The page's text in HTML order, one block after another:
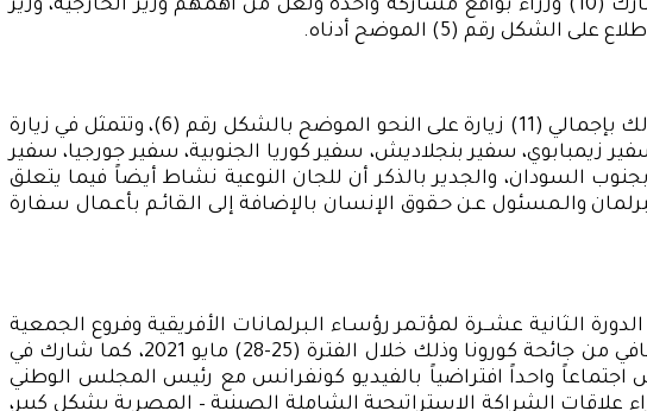
مشاركة وزيرة التخطيط والمتابعة الدكتورة بواقع (4) مشاركات، ثم وزيرة الصحة بواقع مشاركتين، بينما شارك (10) وزراء بواقع مشاركة واحدة ولعل من أهمهم وزير الخارجية، وزير
رقم (5) الموضح أدناه.
أما على صعيد ما يُعرف بالدبلوماسية البرلمانية استقبل رئيس مجلس الشيوخ عدد من زيارات المسئولين وذلك بإجمالي (11) زيارة على النحو الموضح بالشكل رقم (6)، وتتمثل في زيارة
زيمبابوي، سفير بنجلاديش، سفير كوريا الجنوبية، سفير جورجيا، سفير
السودان، والجدير بالذكر أن للجان النوعية نشاط أيضاً فيما يتعلق
والـمسئول عـن حـقوق الإنسان بالإضافة إلى الـقائـم بأعـمال سـفارة
الـثانية عشــرة لمؤتـمر رؤسـاء الـبرلمانات الأفريقية وفروع الجمعية
البرلمانية الفرانكوفونية في أفريقيا ببرلمان رواندا، وذلك لمناقشة مجموعة من القضايا لعل من أهمها التعافي من جائحة كورونا وذلك خلال الفترة (25-28) مايو 2021، كما شارك في
العربية، وقد عقد رئيس المجلس اجتماعاً واحداً افتراضياً بالفيديو كونفرانس مع رئيس المجلس الوطني
الشراكة الاستراتيجية الشاملة الصينية – المصرية بشكل كبير،